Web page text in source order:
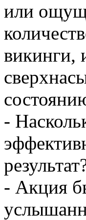
или
викинги,
-
- Акция